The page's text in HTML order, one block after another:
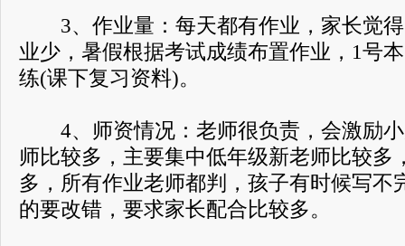
3、作业量：每天都有作业，家长觉得
业少，暑假根据考试成绩布置作业，1号
练(课下复习资料)。
4、师资情况：老师很负责，会激励小
师比较多，主要集中低年级新老师比较多
多，所有作业老师都判，孩子有时候写不
的要改错，要求家长配合比较多。